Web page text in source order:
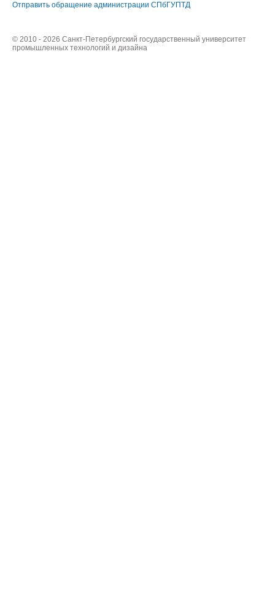
Отправить обращение администрации СПбГУПТД
© 2010 - 2026 Санкт-Петербургский государственный университет
промышленных технологий и дизайна